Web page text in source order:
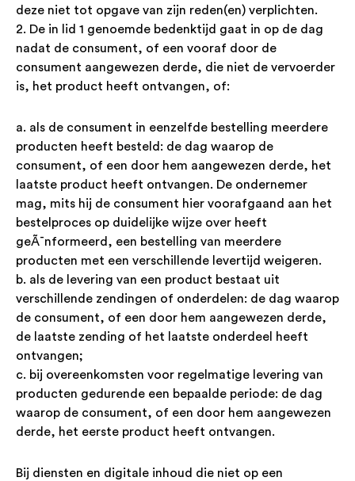
deze niet tot opgave van zijn reden(en) verplichten.
2. De in lid 1 genoemde bedenktijd gaat in op de dag
nadat de consument, of een vooraf door de
consument aangewezen derde, die niet de vervoerder
is, het product heeft ontvangen, of:
a. als de consument in eenzelfde bestelling meerdere
producten heeft besteld: de dag waarop de
consument, of een door hem aangewezen derde, het
laatste product heeft ontvangen. De ondernemer
mag, mits hij de consument hier voorafgaand aan het
bestelproces op duidelijke wijze over heeft
geÃ¯nformeerd, een bestelling van meerdere
producten met een verschillende levertijd weigeren.
b. als de levering van een product bestaat uit
verschillende zendingen of onderdelen: de dag waarop
de consument, of een door hem aangewezen derde,
de laatste zending of het laatste onderdeel heeft
ontvangen;
c. bij overeenkomsten voor regelmatige levering van
producten gedurende een bepaalde periode: de dag
waarop de consument, of een door hem aangewezen
derde, het eerste product heeft ontvangen.
Bij diensten en digitale inhoud die niet op een